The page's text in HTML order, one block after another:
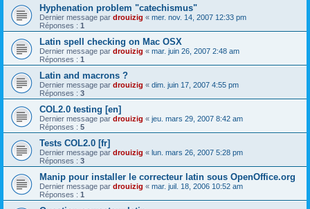
Hyphenation problem "catechismus"
Dernier message par drouizig « mer. nov. 14, 2007 12:33 pm
Réponses : 1
Latin spell checking on Mac OSX
Dernier message par drouizig « mar. juin 26, 2007 2:48 am
Réponses : 1
Latin and macrons ?
Dernier message par drouizig « dim. juin 17, 2007 4:55 pm
Réponses : 3
COL2.0 testing [en]
Dernier message par drouizig « jeu. mars 29, 2007 8:42 am
Réponses : 5
Tests COL2.0 [fr]
Dernier message par drouizig « lun. mars 26, 2007 5:28 pm
Réponses : 3
Manip pour installer le correcteur latin sous OpenOffice.org
Dernier message par drouizig « mar. juil. 18, 2006 10:52 am
Réponses : 1